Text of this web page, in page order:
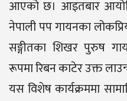
आएको छ। आइतबार
नेपाली पप गायनका
सङ्गीतका शिखर पुरुष
रूपमा रिबन काटेर उक्त
यस विशेष कार्यक्रममा